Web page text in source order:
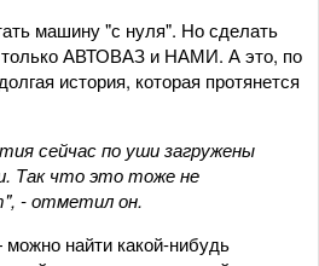
машину "с нуля". Но сделать
только АВТОВАЗ и НАМИ. А это, по
история, которая протянется
сейчас по уши загружены
Так что это тоже не
- отметил он.
найти какой-нибудь